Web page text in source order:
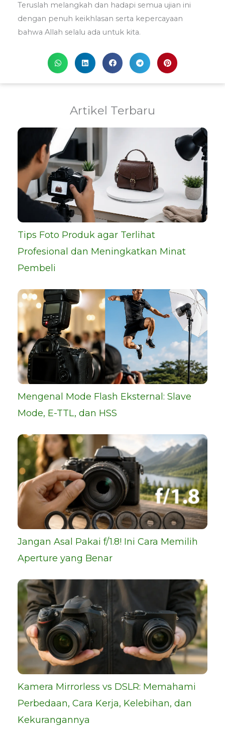
Teruslah melangkah dan hadapi semua ujian ini
dengan penuh keikhlasan serta kepercayaan
bahwa Allah selalu ada untuk kita.
Artikel Terbaru
Tips Foto Produk agar Terlihat
Profesional dan Meningkatkan Minat
Pembeli
Mengenal Mode Flash Eksternal: Slave
Mode, E-TTL, dan HSS
Jangan Asal Pakai f/1.8! Ini Cara Memilih
Aperture yang Benar
Kamera Mirrorless vs DSLR: Memahami
Perbedaan, Cara Kerja, Kelebihan, dan
Kekurangannya